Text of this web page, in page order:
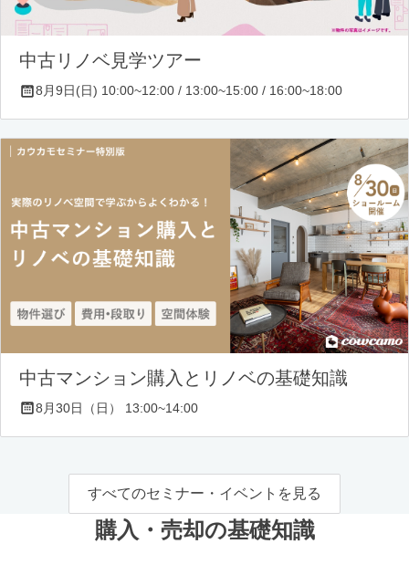
中古リノベ見学ツアー
8月9日(日) 10:00~12:00 / 13:00~15:00 / 16:00~18:00
中古マンション購入とリノベの基礎知識
8月30日（日） 13:00~14:00
すべてのセミナー・イベントを見る
購入・売却の基礎知識